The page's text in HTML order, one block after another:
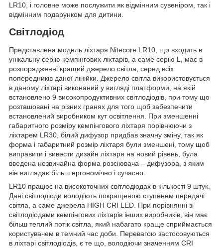
LR10, і головне може послужити як відмінним сувеніром, так і
відмінним подарунком для дитини.
Світлодіод
Представлена модель ліхтаря Nitecore LR10, що входить в
унікальну серію кемпінгових ліхтарів, а саме серію L, має в
розпорядженні кращий джерело світла, серед всіх
попередників даної лінійки. Джерело світла використовується
в даному ліхтарі виконаний у вигляді платформи, на якій
встановлено 9 високопродуктивних світлодіодів, при тому що
розташовані на різних гранях для того щоб забезпечити
встановлений виробником кут освітлення. При зменшенні
габаритного розміру кемпінгового ліхтаря порівнюючи з
ліхтарем LR30, білий дифузор придбав значну зміну, так як
форма і габаритний розмір ліхтаря були зменшені, тому щоб
виправити і вивести дизайн ліхтаря на новий рівень, була
введена незвичайна форма розсіювача – дифузора, з яким
він виглядає більш ергономічно і сучасно.
LR10 працює на високоточних світлодіодах в кількості 9 штук.
Дані світлодіоди володіють покращеною ступенем передачі
світла, а саме джерела HIGH CRI LED. При порівнянні зі
світлодіодами кемпінгових ліхтарів інших виробників, він має
більш теплий потік світла, який набагато краще сприймається
користувачем в темний час доби. Перевагою застосовуються
в ліхтарі світлодіодів, є те що, володіючи значенням CRI